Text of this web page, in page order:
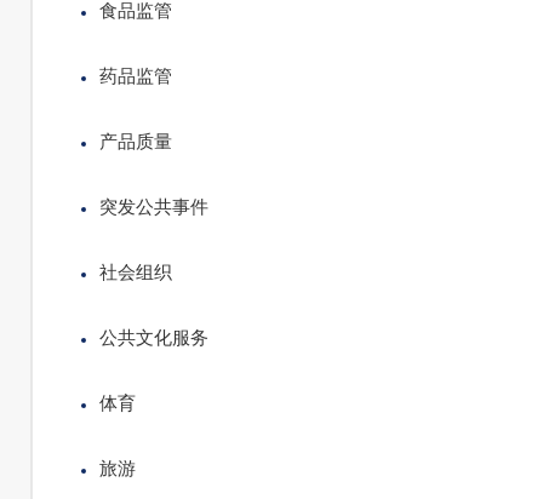
食品监管
药品监管
产品质量
突发公共事件
社会组织
公共文化服务
体育
旅游